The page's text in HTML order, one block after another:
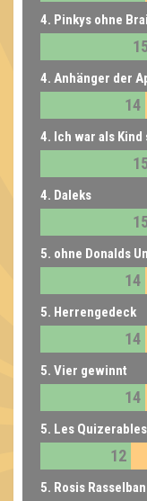
4. Pinkys ohne
4. Anhänger der
14
4. Ich war als
4. Daleks
5. ohne Donalds
14
5. Herrengedeck
14
5. Vier gewinnt
14
5. Les Quizerables
12
5. Rosis